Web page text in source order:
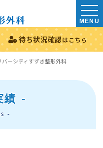
MENU
待ち状況確認はこちら
績
ーシティすずき整形外科